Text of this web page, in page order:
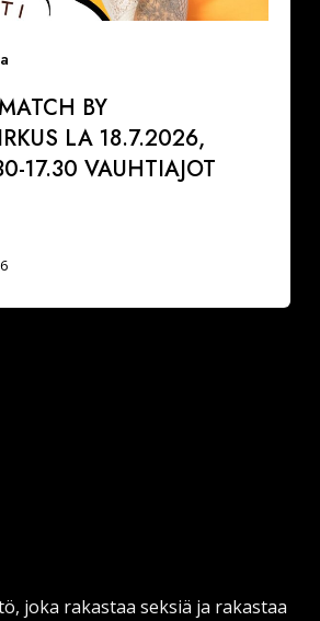
BY
LA 18.7.2026,
17.30 VAUHTIAJOT
joka rakastaa seksiä ja rakastaa